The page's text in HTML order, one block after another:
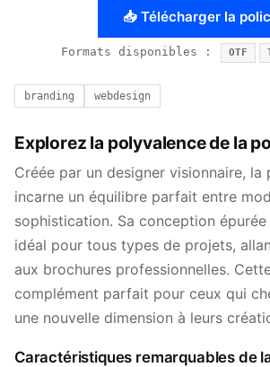
📥 Télécharger la
Formats disponibles : OTF
branding webdesign
Explorez la polyvalence de la
Créée par un designer visionnaire, la
incarne un équilibre parfait entre
sophistication. Sa conception
idéal pour tous types de projets,
aux brochures professionnelles.
complément parfait pour ceux qui
une nouvelle dimension à leurs
Caractéristiques remarquables de